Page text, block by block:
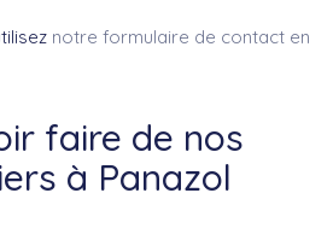
notre formulaire de contact en
faire de nos
à Panazol